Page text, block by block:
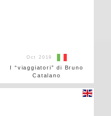
Oct 2019
I “viaggiatori” di Bruno
Catalano